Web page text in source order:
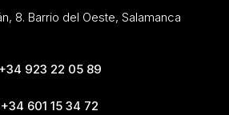
8. Barrio del Oeste, Salamanca
+34 923 22 05 89
+34 601 15 34 72